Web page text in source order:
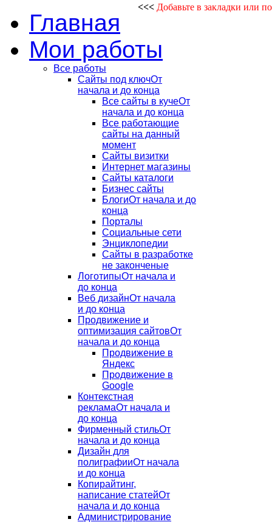
Главная
Мои работы
Все работы
Сайты под ключОт
начала и до конца
Все сайты в кучеОт
начала и до конца
Все работающие
сайты на данный
момент
Сайты визитки
Интернет магазины
Сайты каталоги
Бизнес сайты
БлогиОт начала и до
конца
Порталы
Социальные сети
Энциклопедии
Сайты в разработке
не законченые
ЛоготипыОт начала и
до конца
Веб дизайнОт начала
и до конца
Продвижение и
оптимизация сайтовОт
начала и до конца
Продвижение в
Яндекс
Продвижение в
Google
Контекстная
рекламаОт начала и
до конца
Фирменный стильОт
начала и до конца
Дизайн для
полиграфииОт начала
и до конца
Копирайтинг,
написание статейОт
начала и до конца
Администрирование
<<< Добавьте в закладки или